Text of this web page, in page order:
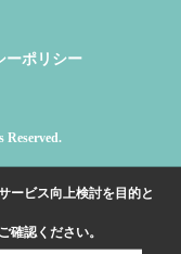
ーポリシー
ービス向上検討を目的と
確認ください。